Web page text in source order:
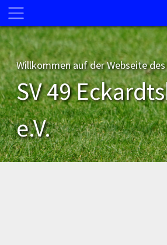
Willkommen auf der Webseite des
SV 49
e.V.